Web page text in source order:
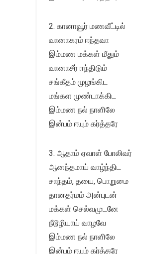
2. கானாவூர் மணவீட்டில்
வானாகரம் ஈந்தவா
இம்மண மக்கள் மீதும்
வானாசீர் ஈந்திடும்
சங்கீதம் முழங்கிட
மங்கள முண்டாக்கிட
இம்மண நல் நாளிலே
இன்பம் ஈயும் கர்த்தரே
3. ஆதாம் ஏவாள் போலிவர்
ஆனந்தமாய் வாழ்ந்திட
சாந்தம், தயை, பொறுமை
தானதர்மம் அன்புடன்
மக்கள் செல்வமுடனே
நீடூழியாய் வாழவே
இம்மண நல் நாளிலே
இன்பம் ஈயும் கர்த்தரே